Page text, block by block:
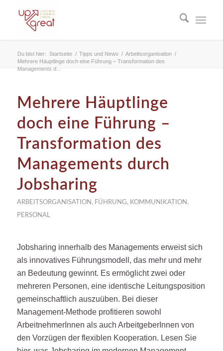
Du bist hier: Startseite / Tipps und News / Arbeitsorganisation /
Mehrere Häuptlinge doch eine Führung – Transformation des
Managements d...
Mehrere Häuptlinge
doch eine Führung –
Transformation des
Managements durch
Jobsharing
ARBEITSORGANISATION , FÜHRUNG, KOMMUNIKATION ,
PERSONAL
Jobsharing innerhalb des Managements erweist sich
als innovatives Führungsmodell, das mehr und mehr
an Bedeutung gewinnt. Es ermöglicht zwei oder
mehreren Personen, eine identische Leitungsposition
gemeinschaftlich auszuüben. Bei dieser
Management-Methode profitieren sowohl
ArbeitnehmerInnen als auch ArbeitgeberInnen von
den Vorzügen der flexiblen Kooperation. Lesen Sie